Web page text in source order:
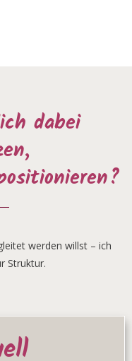
dabei
werden willst – ich
Struktur.